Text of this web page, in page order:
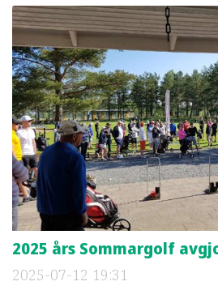
2025 års Sommargolf
2025-07-12 19:31